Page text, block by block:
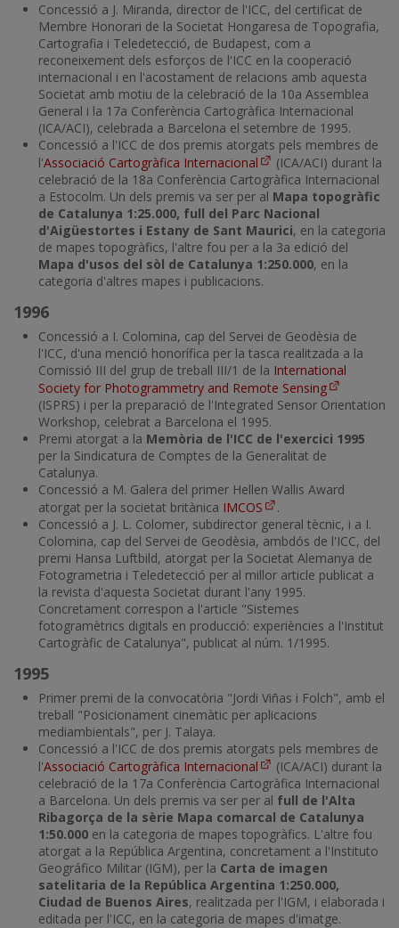
Concessió a J. Miranda, director de l'ICC, del certificat de
Membre Honorari de la Societat Hongaresa de Topografia,
Cartografia i Teledetecció, de Budapest, com a
reconeixement dels esforços de l'ICC en la cooperació
internacional i en l'acostament de relacions amb aquesta
Societat amb motiu de la celebració de la 10a Assemblea
General i la 17a Conferència Cartogràfica Internacional
(ICA/ACI), celebrada a Barcelona el setembre de 1995.
Concessió a l'ICC de dos premis atorgats pels membres de
l'Associació Cartogràfica Internacional
(ICA/ACI) durant la
celebració de la 18a Conferència Cartogràfica Internacional
a Estocolm. Un dels premis va ser per al Mapa topogràfic
de Catalunya 1:25.000, full del Parc Nacional
d'Aigüestortes i Estany de Sant Maurici, en la categoria
de mapes topogràfics, l'altre fou per a la 3a edició del
Mapa d'usos del sòl de Catalunya 1:250.000, en la
categoria d'altres mapes i publicacions.
1996
Concessió a I. Colomina, cap del Servei de Geodèsia de
l'ICC, d'una menció honorífica per la tasca realitzada a la
Comissió III del grup de treball III/1 de la International
Society for Photogrammetry and Remote Sensing
(ISPRS) i per la preparació de l'Integrated Sensor Orientation
Workshop, celebrat a Barcelona el 1995.
Premi atorgat a la Memòria de l'ICC de l'exercici 1995
per la Sindicatura de Comptes de la Generalitat de
Catalunya.
Concessió a M. Galera del primer Hellen Wallis Award
atorgat per la societat britànica IMCOS
.
Concessió a J. L. Colomer, subdirector general tècnic, i a I.
Colomina, cap del Servei de Geodèsia, ambdós de l'ICC, del
premi Hansa Luftbild, atorgat per la Societat Alemanya de
Fotogrametria i Teledetecció per al millor article publicat a
la revista d'aquesta Societat durant l'any 1995.
Concretament correspon a l'article "Sistemes
fotogramètrics digitals en producció: experiències a l'Institut
Cartogràfic de Catalunya", publicat al núm. 1/1995.
1995
Primer premi de la convocatòria "Jordi Viñas i Folch", amb el
treball "Posicionament cinemàtic per aplicacions
mediambientals", per J. Talaya.
Concessió a l'ICC de dos premis atorgats pels membres de
l'Associació Cartogràfica Internacional
(ICA/ACI) durant la
celebració de la 17a Conferència Cartogràfica Internacional
a Barcelona. Un dels premis va ser per al full de l'Alta
Ribagorça de la sèrie Mapa comarcal de Catalunya
1:50.000 en la categoria de mapes topogràfics. L'altre fou
atorgat a la República Argentina, concretament a l'Instituto
Geográfico Militar (IGM), per la Carta de imagen
satelitaria de la República Argentina 1:250.000,
Ciudad de Buenos Aires, realitzada per l'IGM, i elaborada i
editada per l'ICC, en la categoria de mapes d'imatge.